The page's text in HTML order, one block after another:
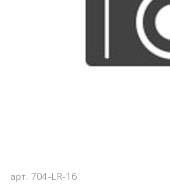
арт. 704-LR-16